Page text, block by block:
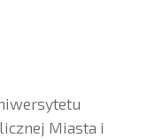
Miasta i